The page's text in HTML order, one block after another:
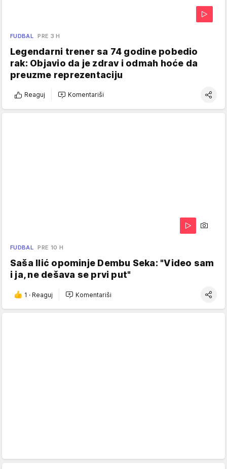
FUDBAL PRE 3 H
Legendarni trener sa 74 godine pobedio
rak: Objavio da je zdrav i odmah hoće da
preuzme reprezentaciju
Reaguj Komentariši
FUDBAL PRE 10 H
Saša Ilić opominje Dembu Seka: "Video sam
i ja, ne dešava se prvi put"
1 · Reaguj Komentariši